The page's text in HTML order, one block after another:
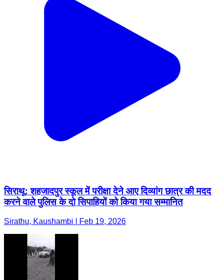
सिराथू: शहजादपुर स्कूल में परीक्षा देने आए दिव्यांग छात्र की मदद
करने वाले पुलिस के दो सिपाहियों को किया गया सम्मानित
Sirathu, Kaushambi | Feb 19, 2026